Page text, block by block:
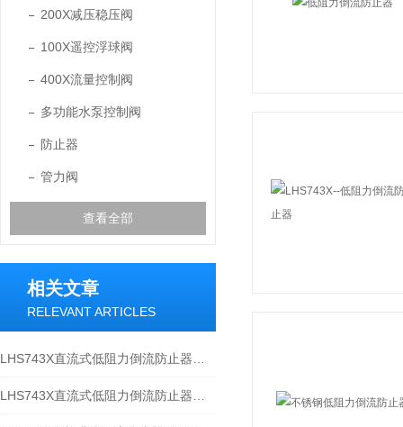
200X减压稳压阀
100X遥控浮球阀
400X流量控制阀
多功能水泵控制阀
防止器
管力阀
查看全部
相关文章
RELEVANT ARTICLES